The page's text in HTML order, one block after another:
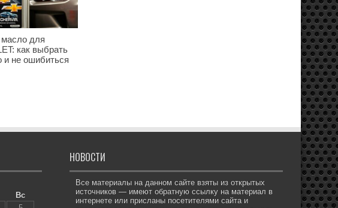
для
как выбрать
и не ошибиться
Вс
НОВОСТИ
Все материалы на данном сайте взяты из открытых
источников — имеют обратную ссылку на материал в
интернете или присланы посетителями сайта и